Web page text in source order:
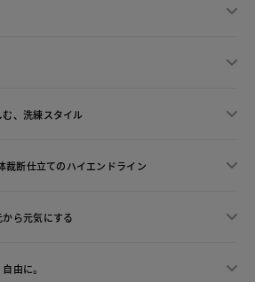
、洗練スタイル
断仕立てのハイエンドライン
ら元気にする
自由に。